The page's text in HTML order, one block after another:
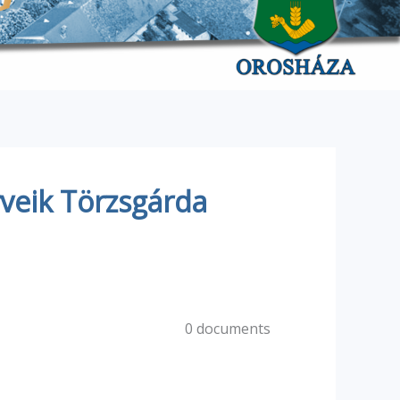
Törzsgárda
0 documents